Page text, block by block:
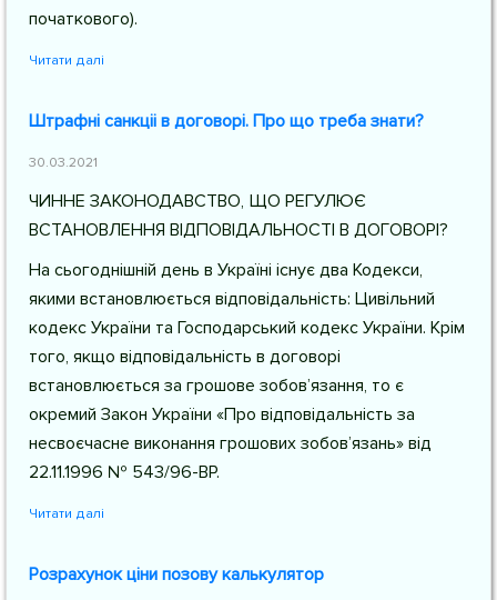
початкового).
Читати далі
Штрафні санкціі в договорі. Про що треба знати?
30.03.2021
ЧИННЕ ЗАКОНОДАВСТВО, ЩО РЕГУЛЮЄ
ВСТАНОВЛЕННЯ ВІДПОВІДАЛЬНОСТІ В ДОГОВОРІ?
На сьогоднішній день в Україні існує два Кодекси,
якими встановлюється відповідальність: Цивільний
кодекс України та Господарський кодекс України. Крім
того, якщо відповідальність в договорі
встановлюється за грошове зобов’язання, то є
окремий Закон України «Про відповідальність за
несвоєчасне виконання грошових зобов’язань» від
22.11.1996 № 543/96-ВР.
Читати далі
Розрахунок ціни позову калькулятор